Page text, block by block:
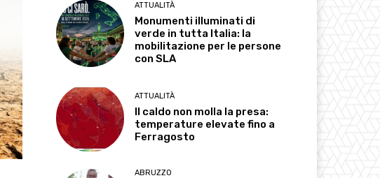
ATTUALITÀ
Monumenti illuminati di
verde in tutta Italia: la
mobilitazione per le persone
con SLA
ATTUALITÀ
Il caldo non molla la presa:
temperature elevate fino a
Ferragosto
ABRUZZO